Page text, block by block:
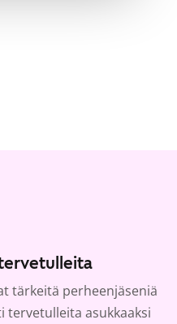
tärkeitä perheenjäseniä
tervetulleita asukkaaksi